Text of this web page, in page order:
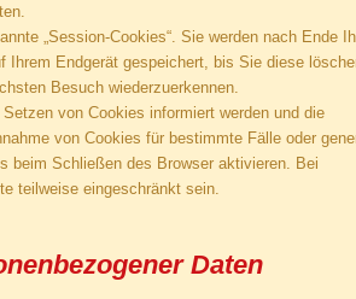
„Session-Cookies“. Sie werden nach Ende
Endgerät gespeichert, bis Sie diese
Besuch wiederzuerkennen.
von Cookies informiert werden und die
von Cookies für bestimmte Fälle oder
beim Schließen des Browser aktivieren. Bei
teilweise eingeschränkt sein.
Daten